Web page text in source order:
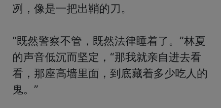
冽，像是一把出鞘的刀。
“既然警察不管，既然法律睡着了。”林夏
的声音低沉而坚定，“那我就亲自进去看
看，那座高墙里面，到底藏着多少吃人的
鬼。”